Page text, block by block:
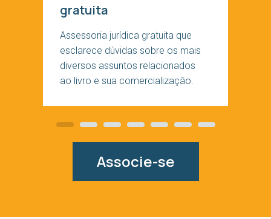
gratuita
Assessoria jurídica gratuita que
esclarece dúvidas sobre os mais
diversos assuntos relacionados
ao livro e sua comercialização.
Slide Slide Slide Slide Slide Slide Slide
Associe-se